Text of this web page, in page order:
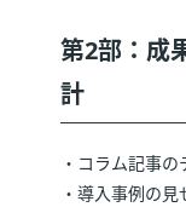
第2部：成
計
・コラム記事の
・導入事例の見